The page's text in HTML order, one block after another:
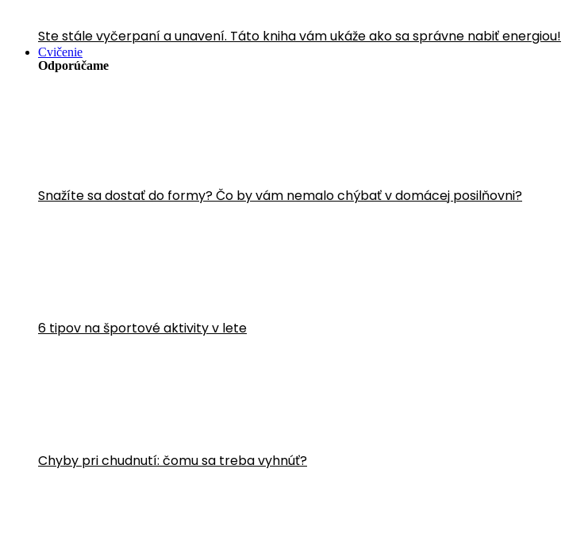
Ste stále vyčerpaní a unavení. Táto kniha vám ukáže ako sa správne nabiť energiou!
Cvičenie
Odporúčame
Snažíte sa dostať do formy? Čo by vám nemalo chýbať v domácej posilňovni?
6 tipov na športové aktivity v lete
Chyby pri chudnutí: čomu sa treba vyhnúť?